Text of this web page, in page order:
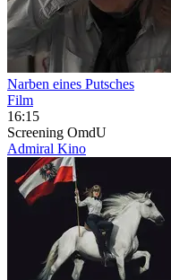
Narben eines Putsches
Film
16:15
Screening OmdU
Admiral Kino